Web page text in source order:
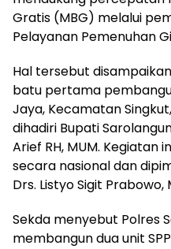
Gratis (MBG) melalui
Pelayanan Pemenuhan
Hal tersebut
batu pertama
Jaya, Kecamatan
dihadiri Bupati
Arief RH, MUM. Kegiatan
secara nasional dan
Drs. Listyo Sigit
Sekda menyebut Polres
membangun dua unit